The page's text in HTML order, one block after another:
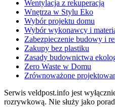
Wentylacja z rekuperacją
Wnętrza w Stylu Eko
Wybór projektu domu
Wybór wykonawcy i
Zabezpieczenie budowy i
Zakupy bez plastiku
Zasady budownictwa
Zero Waste w Domu
Zrównoważone
Serwis veldpost.info jest
rozrywkową. Nie służy jako